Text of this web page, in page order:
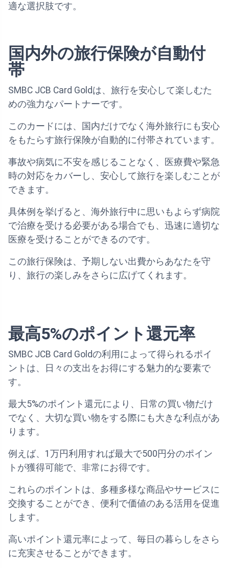
適な選択肢です。
国内外の旅行保険が自動付
帯
SMBC JCB Card Goldは、旅行を安心して楽しむた
めの強力なパートナーです。
このカードには、国内だけでなく海外旅行にも安心
をもたらす旅行保険が自動的に付帯されています。
事故や病気に不安を感じることなく、医療費や緊急
時の対応をカバーし、安心して旅行を楽しむことが
できます。
具体例を挙げると、海外旅行中に思いもよらず病院
で治療を受ける必要がある場合でも、迅速に適切な
医療を受けることができるのです。
この旅行保険は、予期しない出費からあなたを守
り、旅行の楽しみをさらに広げてくれます。
最高5%のポイント還元率
SMBC JCB Card Goldの利用によって得られるポイ
ントは、日々の支出をお得にする魅力的な要素で
す。
最大5%のポイント還元により、日常の買い物だけ
でなく、大切な買い物をする際にも大きな利点があ
ります。
例えば、1万円利用すれば最大で500円分のポイン
トが獲得可能で、非常にお得です。
これらのポイントは、多種多様な商品やサービスに
交換することができ、便利で価値のある活用を促進
します。
高いポイント還元率によって、毎日の暮らしをさら
に充実させることができます。